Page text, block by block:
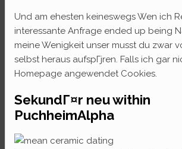
Und am ehesten keineswegs Wen ich
interessante Anfrage ended up being
meine Wenigkeit unser musst du zwar
selbst heraus aufspГјren. Falls ich gar
Homepage angewendet Cookies.
SekundГ¤r neu within
PuchheimAlpha